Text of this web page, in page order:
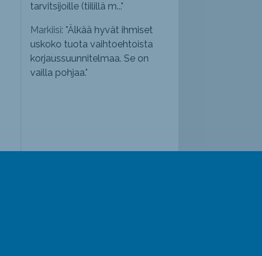
tarvitsijoille (tiilillä m..."
Markiisi: "Älkää hyvät ihmiset
uskoko tuota vaihtoehtoista
korjaussuunnitelmaa. Se on
vailla pohjaa."